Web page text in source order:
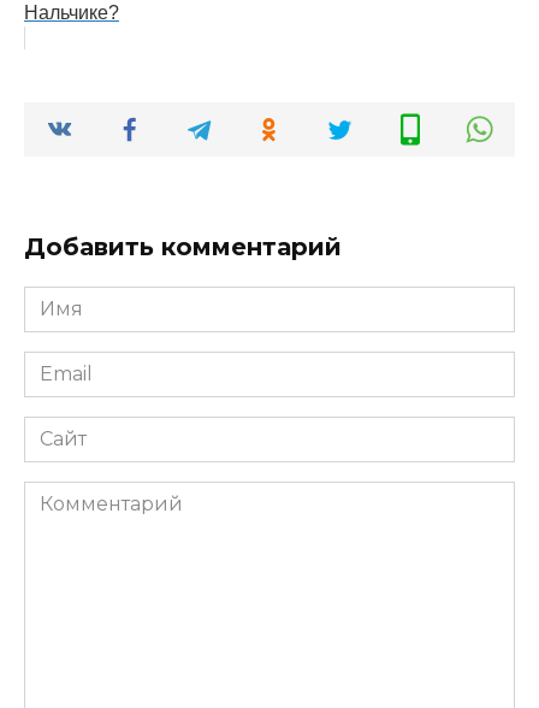
Нальчике?
Добавить комментарий
Имя
*
Email
*
Сайт
Комментарий